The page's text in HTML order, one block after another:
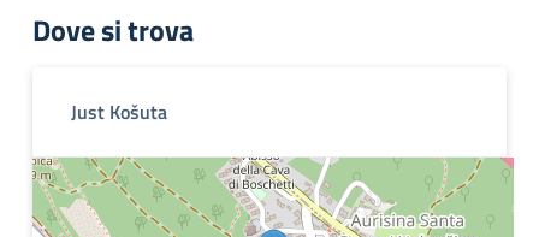
Dove si trova
Just Košuta